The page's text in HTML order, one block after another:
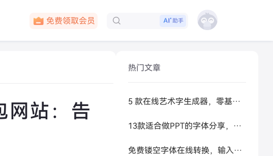
免费领取会员
助手
网站：告
热门文章
5 款在线艺术字生成器，零基础做高级感标题
13款适合做PPT的字体分享，让你的PPT更好看
免费镂空字体在线转换，输入文字秒生成可复制空心艺术字